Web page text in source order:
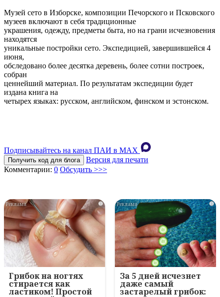
Музей сето в Изборске, композиции Печорского и Псковского
музеев включают в себя традиционные
украшения, одежду, предметы быта, но на грани исчезновения
находятся
уникальные постройки сето. Экспедицией, завершившейся 4
июня,
обследовано более десятка деревень, более сотни построек,
собран
ценнейший материал. По результатам экспедиции будет
издана книга на
четырех языках: русском, английском, финском и эстонском.
Подписывайтесь на канал ПАИ в MAХ
Получить код для блога
Версия для печати
Комментарии: 0 Обсудить >>>
i
Грибок на ногтях
стирается как
ластиком! Простой
i
За 5 дней исчезнет
даже самый
застарелый грибок: